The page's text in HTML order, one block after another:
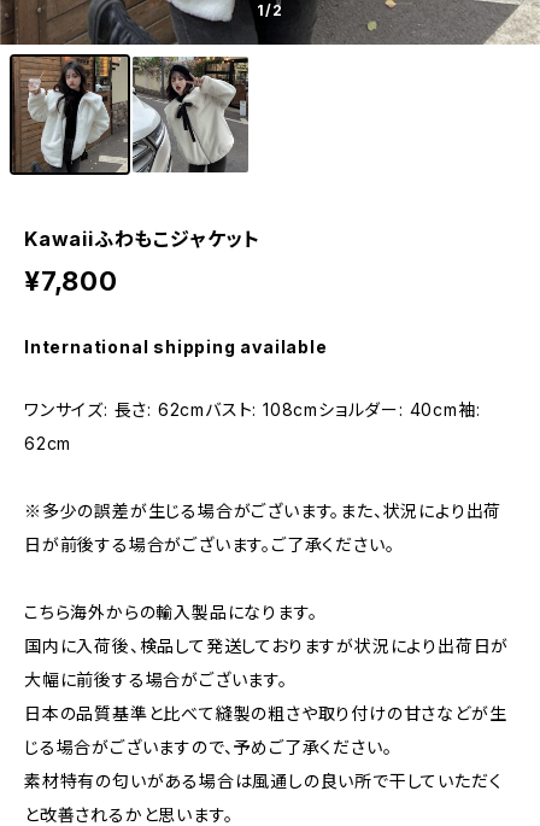
1/2
Kawaiiふわもこジャケット
¥7,800
International shipping available
ワンサイズ: 長さ: 62cmバスト: 108cmショルダー: 40cm袖:
62cm
※多少の誤差が生じる場合がございます。また、状況により出荷
日が前後する場合がございます。ご了承ください。
こちら海外からの輸入製品になります。
国内に入荷後、検品して発送しておりますが状況により出荷日が
大幅に前後する場合がございます。
日本の品質基準と比べて縫製の粗さや取り付けの甘さなどが生
じる場合がございますので、予めご了承ください。
素材特有の匂いがある場合は風通しの良い所で干していただく
と改善されるかと思います。